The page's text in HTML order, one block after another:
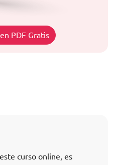
PDF Gratis
curso online, es